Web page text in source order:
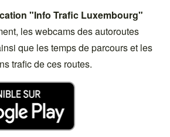
"Info Trafic Luxembourg"
les webcams des autoroutes
que les temps de parcours et les
trafic de ces routes.